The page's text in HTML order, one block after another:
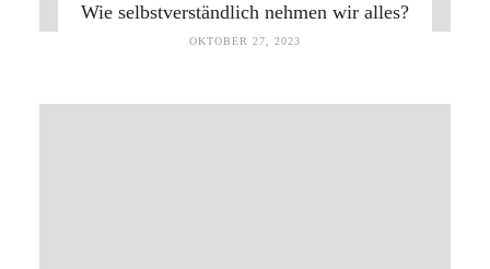
Wie selbstverständlich nehmen wir alles?
OKTOBER 27, 2023